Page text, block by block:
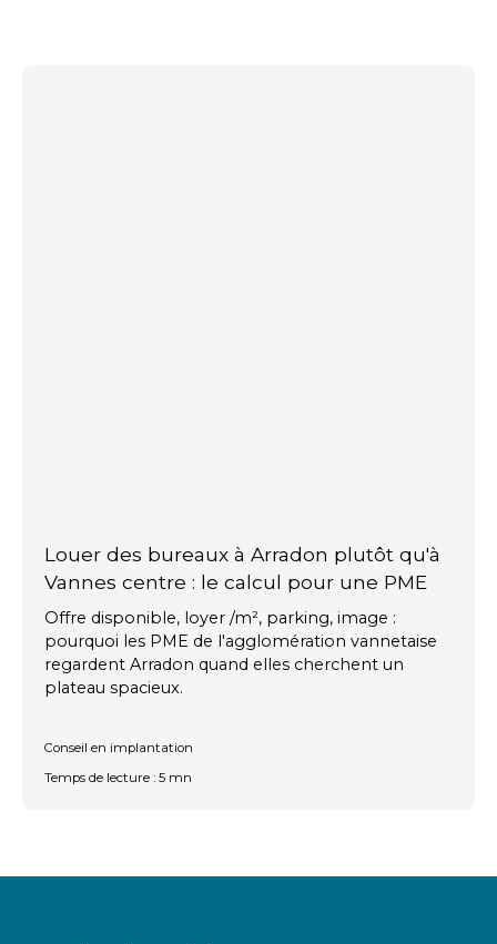
Louer des bureaux à Arradon plutôt qu'à
Vannes centre : le calcul pour une PME
Offre disponible, loyer /m², parking, image :
pourquoi les PME de l'agglomération vannetaise
regardent Arradon quand elles cherchent un
plateau spacieux.
Conseil en implantation
Temps de lecture : 5 mn